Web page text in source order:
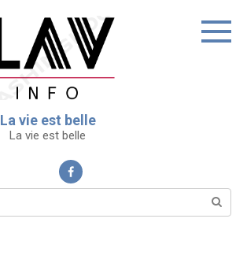
La vie est belle
La vie est belle